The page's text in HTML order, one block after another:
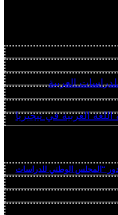
ودور “المجلس الوطني للدراسات